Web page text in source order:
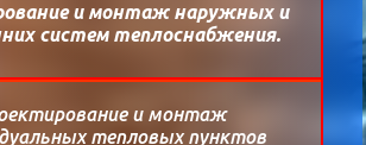
и монтаж наружных и
систем теплоснабжения.
и монтаж
тепловых пунктов